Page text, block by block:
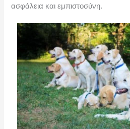
ασφάλεια και εμπιστοσύνη.